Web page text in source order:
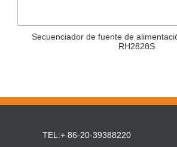
Secuenciador de fuente de
RH2828S
TEL:+ 86-20-39388220